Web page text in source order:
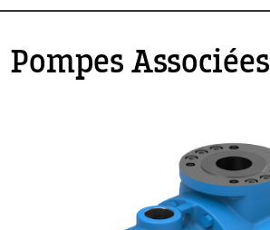
Pompes Associées